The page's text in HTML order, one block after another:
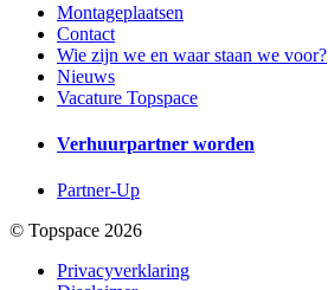
Montageplaatsen
Contact
Wie zijn we en waar staan we voor?
Nieuws
Vacature Topspace
Verhuurpartner worden
Partner-Up
© Topspace 2026
Privacyverklaring